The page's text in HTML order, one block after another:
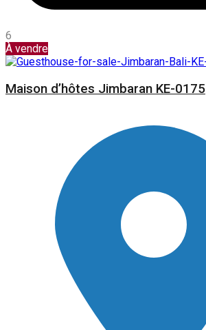
6
À vendre
Maison d’hôtes Jimbaran KE-0175